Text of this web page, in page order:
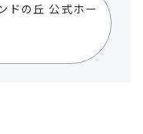
ドの丘 公式ホー